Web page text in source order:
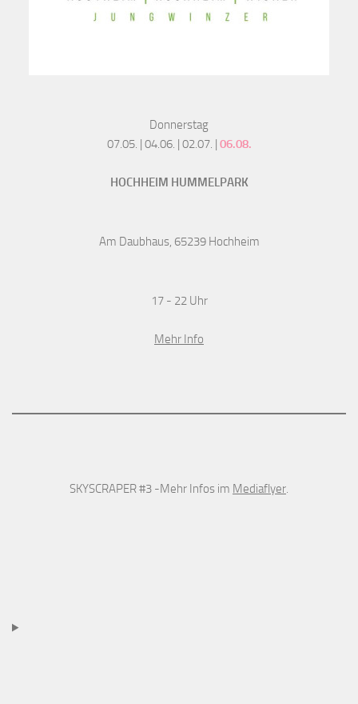
Donnerstag
07.05. | 04.06. | 02.07. | 06.08.
HOCHHEIM HUMMELPARK
Am Daubhaus, 65239 Hochheim
17 - 22 Uhr
Mehr Info
SKYSCRAPER #3 -Mehr Infos im Mediaflyer